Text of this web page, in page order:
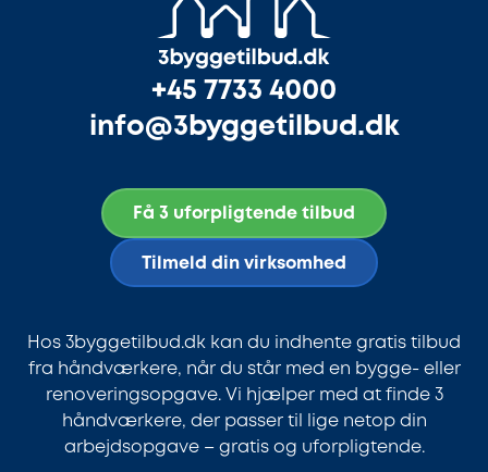
+45 7733 4000
info@3byggetilbud.dk
Få 3 uforpligtende tilbud
Tilmeld din virksomhed
Hos 3byggetilbud.dk kan du indhente gratis tilbud
fra håndværkere, når du står med en bygge- eller
renoveringsopgave. Vi hjælper med at finde 3
håndværkere, der passer til lige netop din
arbejdsopgave – gratis og uforpligtende.